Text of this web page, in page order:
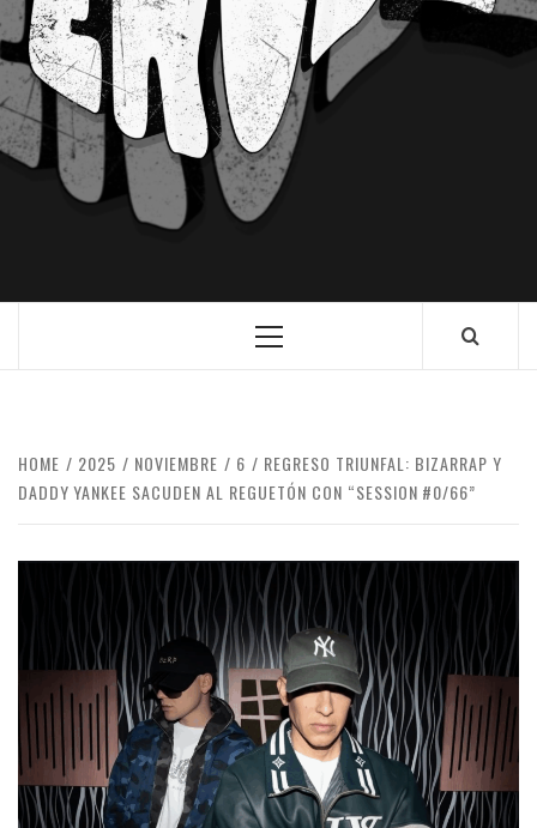
HOME 2025 NOVIEMBRE 6
REGRESO TRIUNFAL: BIZARRAP Y
DADDY YANKEE SACUDEN AL REGUETÓN CON “SESSION #0/66”